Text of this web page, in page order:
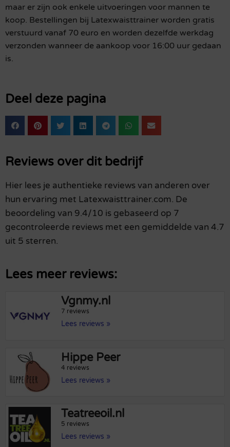
maar er zijn ook enkele uitvoeringen voor mannen te
koop. Bestellingen bij Latexwaisttrainer worden gratis
verstuurd vanaf 70 euro en worden dezelfde werkdag
verzonden wanneer de aankoop voor 16:00 uur gedaan
is.
Deel deze pagina
Reviews over dit bedrijf
Hier lees je authentieke reviews van anderen over
hun ervaring met Latexwaisttrainer.com. De
beoordeling van 9.4/10 is gebaseerd op 7
gecontroleerde reviews met een gemiddelde van 4.7
uit 5 sterren.
Lees meer reviews:
Vgnmy.nl
7 reviews
Lees reviews »
Hippe Peer
4 reviews
Lees reviews »
Teatreeoil.nl
5 reviews
Lees reviews »